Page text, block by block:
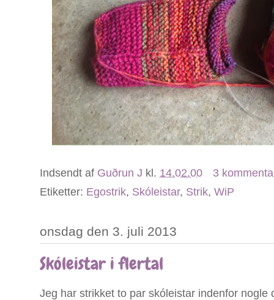
Indsendt af Guðrun J kl. 14.02.00
3
Etiketter: Egostrik, Skóleistar, Strik, WiP
onsdag den 3. juli 2013
Skóleistar i flertal
Jeg har strikket to par skóleistar indenfor nogle